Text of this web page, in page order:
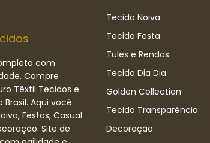
com
Compre
Têxtil Tecidos e
Aqui você
Festas, Casual
Site de
Tecido Noiva
Tecido Festa
Tules e Rendas
Tecido Dia Dia
Golden Collection
Tecido Transparência
Decoração